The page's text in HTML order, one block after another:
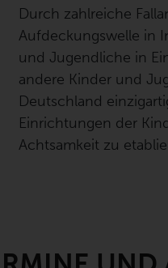
Durch zahlreiche
Aufdeckungswelle in
und Jugendliche in
andere Kinder und
Deutschland
Einrichtungen der
Achtsamkeit zu